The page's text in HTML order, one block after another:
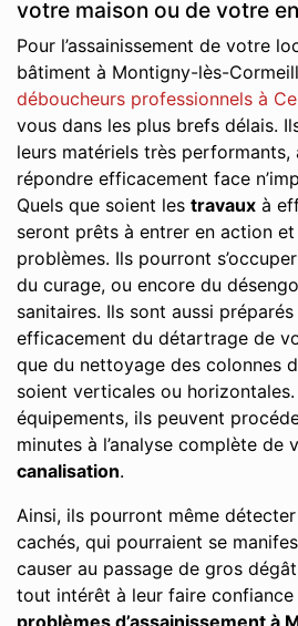
votre maison ou de votre
Pour l’assainissement de votre
bâtiment à Montigny-lès-
déboucheurs professionnels à
vous dans les plus brefs délais.
leurs matériels très performants,
répondre efficacement face
Quels que soient les travaux à
seront prêts à entrer en action
problèmes. Ils pourront
du curage, ou encore du
sanitaires. Ils sont aussi préparés
efficacement du détartrage de
que du nettoyage des colonnes
soient verticales ou
équipements, ils peuvent
minutes à l’analyse complète de
canalisation.
Ainsi, ils pourront même
cachés, qui pourraient se
causer au passage de gros
tout intérêt à leur faire
problèmes d’assainissement à